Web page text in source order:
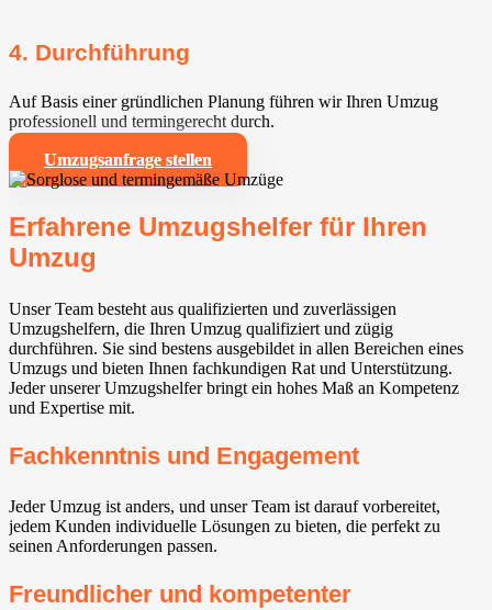
4. Durchführung
Auf Basis einer gründlichen Planung führen wir Ihren Umzug
professionell und termingerecht durch.
Umzugsanfrage stellen
Erfahrene Umzugshelfer für Ihren
Umzug
Unser Team besteht aus qualifizierten und zuverlässigen
Umzugshelfern, die Ihren Umzug qualifiziert und zügig
durchführen. Sie sind bestens ausgebildet in allen Bereichen eines
Umzugs und bieten Ihnen fachkundigen Rat und Unterstützung.
Jeder unserer Umzugshelfer bringt ein hohes Maß an Kompetenz
und Expertise mit.
Fachkenntnis und Engagement
Jeder Umzug ist anders, und unser Team ist darauf vorbereitet,
jedem Kunden individuelle Lösungen zu bieten, die perfekt zu
seinen Anforderungen passen.
Freundlicher und kompetenter